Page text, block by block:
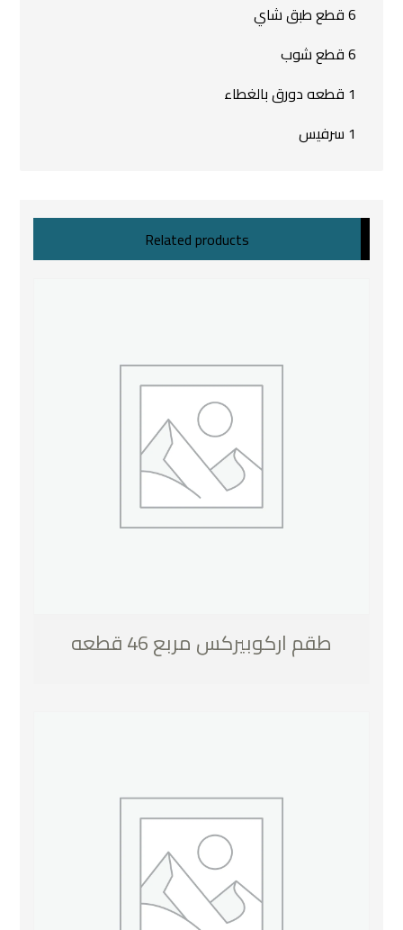
6 قطع طبق شاي
6 قطع شوب
1 قطعه دورق بالغطاء
1 سرفيس
Related products
طقم اركوبيركس مربع 46 قطعه